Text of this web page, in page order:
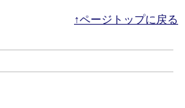
↑ページトップに戻る